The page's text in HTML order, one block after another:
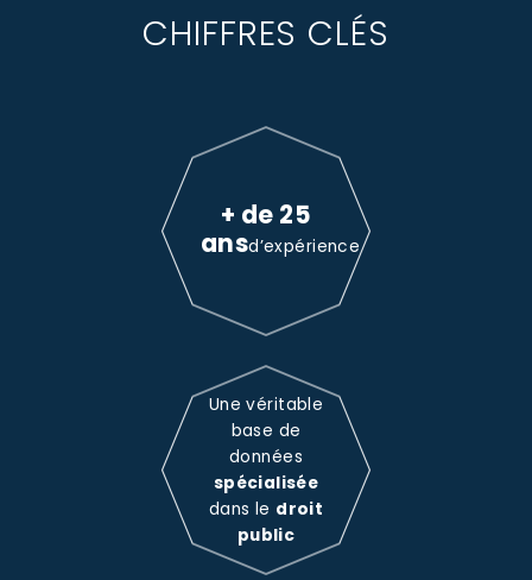
CHIFFRES CLÉS
+ de 25
ansd’expérience
Une véritable
base de
données
spécialisée
dans le droit
public